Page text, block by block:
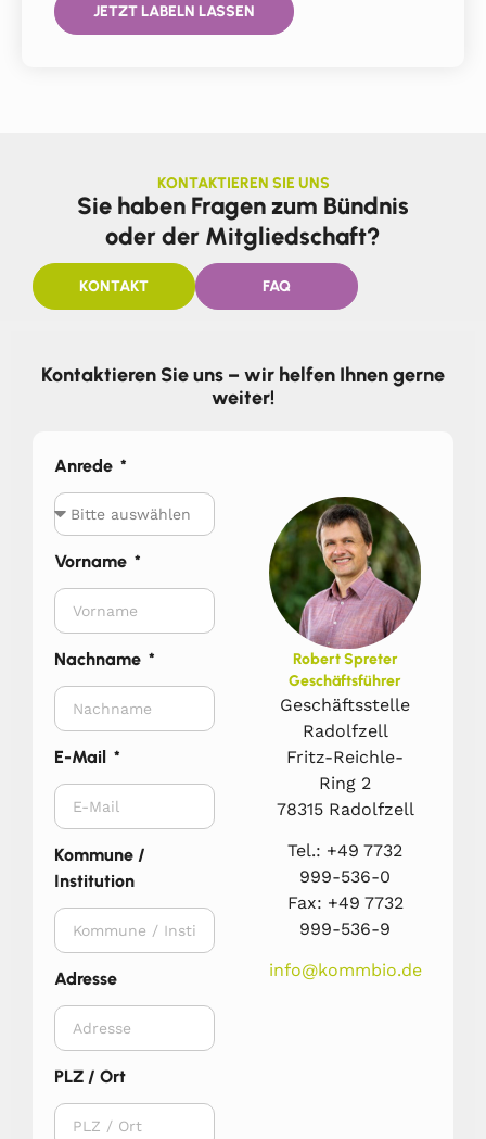
JETZT LABELN LASSEN
KONTAKTIEREN SIE UNS
Sie haben Fragen zum Bündnis
oder der Mitgliedschaft?
KONTAKT FAQ
Kontaktieren Sie uns – wir helfen Ihnen gerne
weiter!
Anrede
Vorname
Nachname
E-Mail
Kommune /
Institution
Adresse
PLZ / Ort
Robert Spreter
Geschäftsführer
Geschäftsstelle
Radolfzell
Fritz-Reichle-
Ring 2
78315 Radolfzell
Tel.: +49 7732
999-536-0
Fax: +49 7732
999-536-9
info@kommbio.de